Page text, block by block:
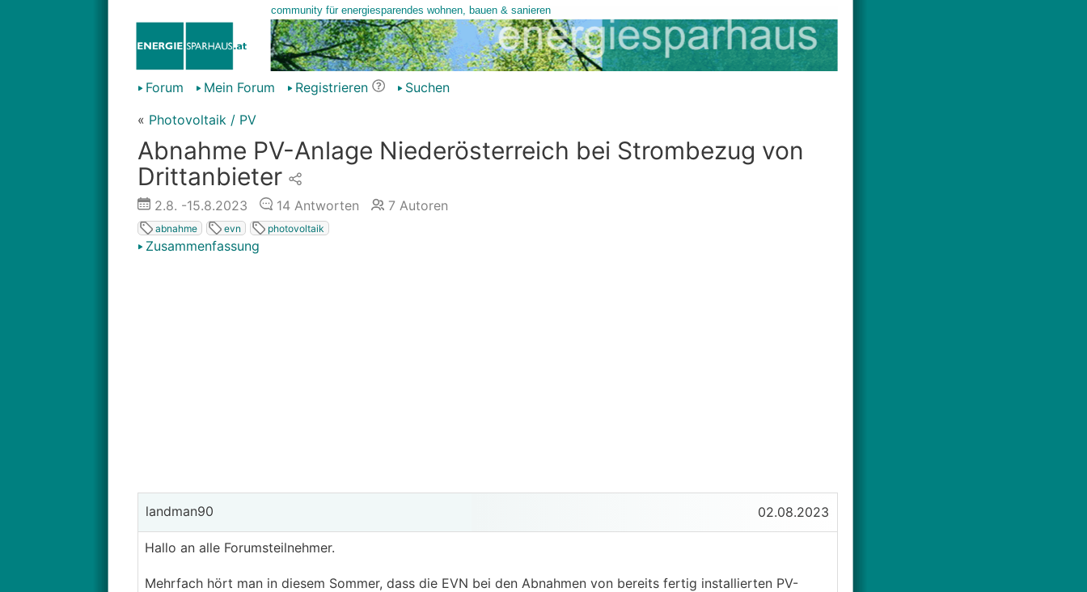
Forum Mein Forum Registrieren
Suchen
« Photovoltaik / PV
Abnahme PV-Anlage Niederösterreich bei Strombezug von
Drittanbieter
2.8. -15.8.2023 14Antworten 7Autoren
abnahme evn photovoltaik
Zusammenfassung
landman90 02.08.2023
Hallo an alle Forumsteilnehmer.
Mehrfach hört man in diesem Sommer, dass die EVN bei den Abnahmen von bereits fertig installierten PV-